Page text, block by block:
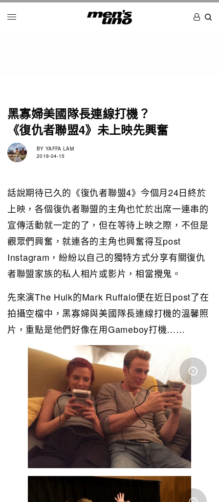
黑寡婦美國隊長連線打機？
《復仇者聯盟4》未上映先興奮
BY YAFFA LAM
2019-04-15
話說期待已久的《復仇者聯盟4》今個月24日終於
上映，各個復仇者聯盟的主角也忙於出席一連串的
宣傳活動就一定的了，但在等待上映之際，不但是
觀眾們興奮，就連各的主角也興奮得互post
Instagram，紛紛以自己的獨特方式分享有關復仇
者聯盟家族的私人相片或影片，相當攪鬼。
先來演The Hulk的Mark Ruffalo便在近日post了在
拍攝空檔中，黑寡婦與美國隊長連線打機的溫馨照
片，重點是他們好像在用Gameboy打機……